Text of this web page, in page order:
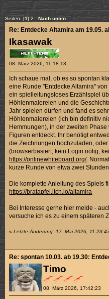
Seiten: [1] 2 Nach unten
Ikasawak
08. März 2026, 11:18:13
Re: Entdecke Altamira am 19.05.
Ich schaue mal, ob es so spontan
eine Runde "Entdecke Altamira"
ein spielleitungsloses Erzählspiel
Höhlenmalereien und die
Jahr spielen dürfen und fand es
Höhlenmalereien (ich bin definitiv
Hemmungen), in der zweiten
Figuren entdeckt. Ihr benötigt
die Zeichnungen hochzuladen,
(browserbasiert, kein Login nötig,
https://onlinewhiteboard.org/.
kurze Runde von etwa zwei
Die komplette Anleitung des Spiels
https://bratapfel.itch.io/altamira
Bei Interesse gerne hier melde -
versuche ich es zu einem späteren
«Letzte Änderung: 17. Mai 2026,
Timo
08. März 2026, 17:42:23
Re: spontan 10.03. ab 19.30: